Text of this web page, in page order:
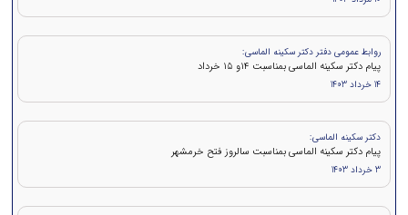
روابط عمومی دفتر دکتر سکینه الماسی:
پيام دكتر سکینه الماسی بمناسبت ۱۴و ۱۵ خرداد
14 خرداد 1403
دکتر سکینه الماسی:
پیام دکتر سکینه الماسی بمناسبت سالروز فتح خرمشهر
3 خرداد 1403